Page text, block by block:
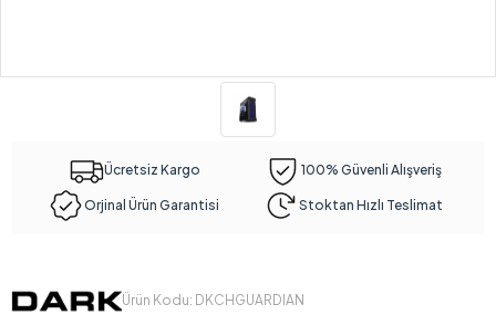
Ücretsiz Kargo 100% Güvenli Alışveriş
Orjinal Ürün Garantisi Stoktan Hızlı Teslimat
Ürün Kodu: DKCHGUARDIAN